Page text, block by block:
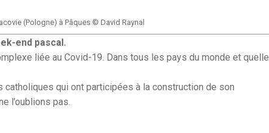
(Pologne) à Pâques © David Raynal
end pascal.
liée au Covid-19. Dans tous les pays du monde et quelle
catholiques qui ont participées à la construction de son
l’oublions pas.